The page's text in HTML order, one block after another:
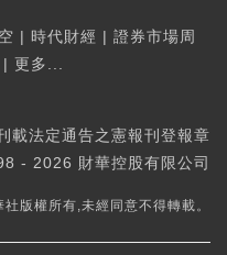
| 時代財經 | 證券市場周
| 更多...
載法定通告之憲報刊登報章
- 2026 財華控股有限公司
社版權所有,未經同意不得轉載。